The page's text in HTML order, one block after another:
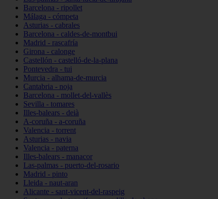
Barcelona - ripollet
Málaga - cómpeta
Asturias - cabrales
Barcelona - caldes-de-montbui
Madrid - rascafría
Girona - calonge
Castellón - castelló-de-la-plana
Pontevedra - tui
Murcia - alhama-de-murcia
Cantabria - noja
Barcelona - mollet-del-vallès
Sevilla - tomares
Illes-balears - deià
A-coruña - a-coruña
Valencia - torrent
Asturias - navia
Valencia - paterna
Illes-balears - manacor
Las-palmas - puerto-del-rosario
Madrid - pinto
Lleida - naut-aran
Alicante - sant-vicent-del-raspeig